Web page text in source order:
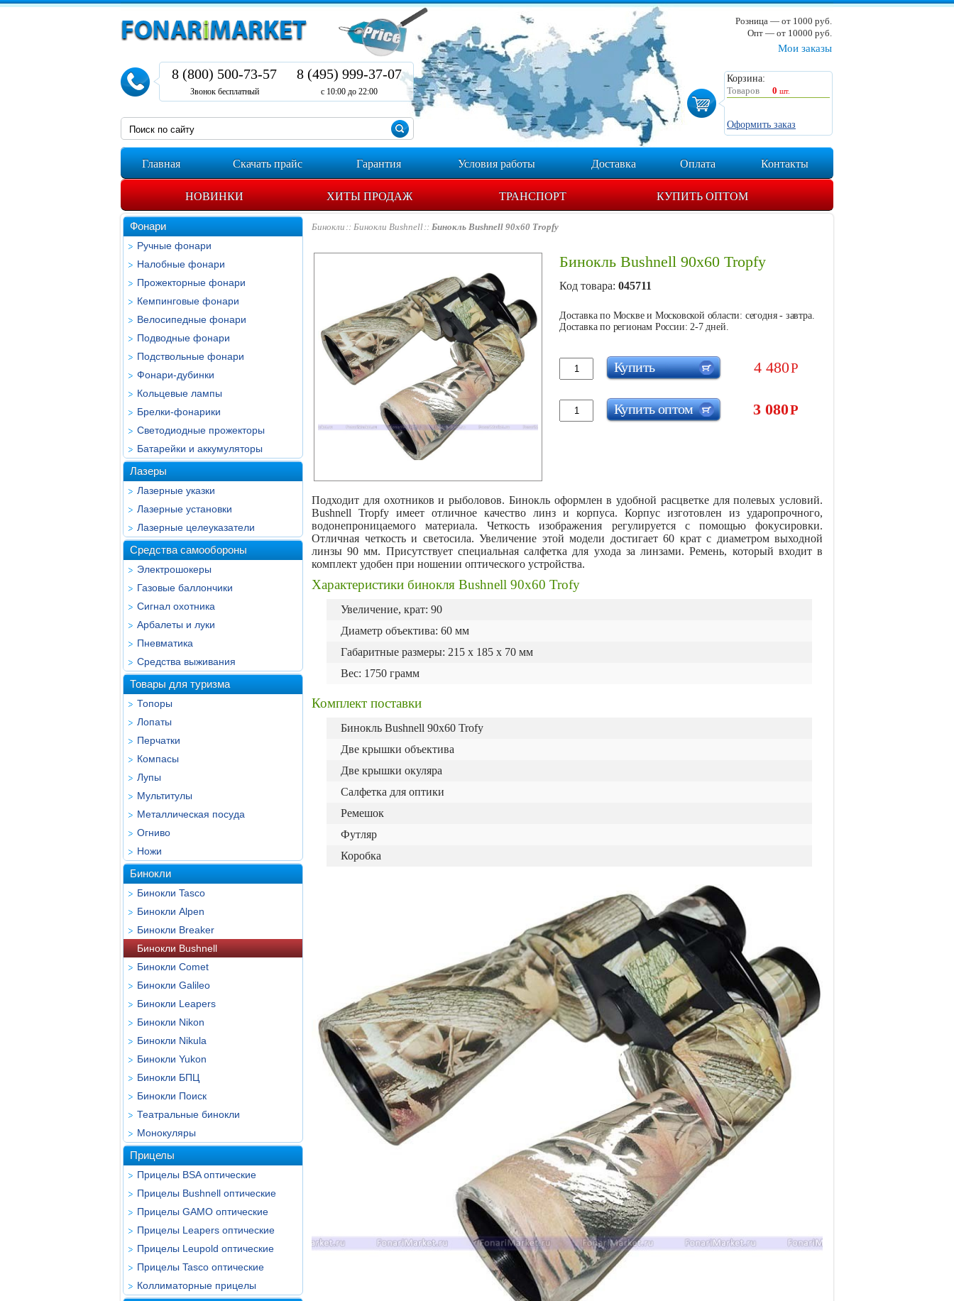
Мои заказы
Корзина:
Товаров
0 шт.
Оформить заказ
8 (800) 500-73-57
Звонок бесплатный
8 (495) 999-37-07
с 10:00 до 22:00
Розница — от 1000 руб.
Опт — от 10000 руб.
Главная Скачать прайс Гарантия Условия работы Доставка Оплата Контакты
НОВИНКИ ХИТЫ ПРОДАЖ ТРАНСПОРТ КУПИТЬ ОПТОМ
Фонари
Ручные фонари
Налобные фонари
Прожекторные фонари
Кемпинговые фонари
Велосипедные фонари
Подводные фонари
Подствольные фонари
Фонари-дубинки
Кольцевые лампы
Брелки-фонарики
Светодиодные прожекторы
Батарейки и аккумуляторы
Лазеры
Лазерные указки
Лазерные установки
Лазерные целеуказатели
Средства самообороны
Электрошокеры
Газовые баллончики
Сигнал охотника
Арбалеты и луки
Пневматика
Средства выживания
Товары для туризма
Топоры
Лопаты
Перчатки
Компасы
Лупы
Мультитулы
Металлическая посуда
Огниво
Ножи
Бинокли
Бинокли Tasco
Бинокли Alpen
Бинокли Breaker
Бинокли Bushnell
Бинокли Comet
Бинокли Galileo
Бинокли Leapers
Бинокли Nikon
Бинокли Nikula
Бинокли Yukon
Бинокли БПЦ
Бинокли Поиск
Театральные бинокли
Монокуляры
Прицелы
Прицелы BSA оптические
Прицелы Bushnell оптические
Прицелы GAMO оптические
Прицелы Leapers оптические
Прицелы Leupold оптические
Прицелы Tasco оптические
Коллиматорные прицелы
Бинокли Бинокли Bushnell Бинокль Bushnell 90x60 Tropfy
Бинокль Bushnell 90x60 Tropfy
Код товара: 045711
Доставка по Москве и Московской области: сегодня - завтра.
Доставка по регионам России: 2-7 дней.
4 480Р
Купить
3 080Р
Купить оптом
Подходит для охотников и рыболовов. Бинокль оформлен в удобной расцветке для полевых условий.
Bushnell Tropfy имеет отличное качество линз и корпуса. Корпус изготовлен из ударопрочного,
водонепроницаемого материала. Четкость изображения регулируется с помощью фокусировки.
Отличная четкость и светосила. Увеличение этой модели достигает 60 крат с диаметром выходной
линзы 90 мм. Присутствует специальная салфетка для ухода за линзами. Ремень, который входит в
комплект удобен при ношении оптического устройства.
Характеристики бинокля Bushnell 90x60 Trofy
Увеличение, крат: 90
Диаметр объектива: 60 мм
Габаритные размеры: 215 х 185 х 70 мм
Вес: 1750 грамм
Комплект поставки
Бинокль Bushnell 90x60 Trofy
Две крышки объектива
Две крышки окуляра
Салфетка для оптики
Ремешок
Футляр
Коробка